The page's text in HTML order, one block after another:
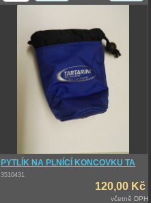
PYTLÍK NA PLNÍCÍ KONCOVKU TA
3510431
120,00 Kč
včetně DPH